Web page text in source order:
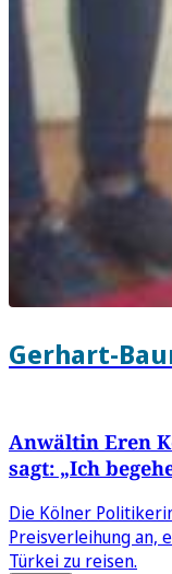
Gerhart-
Anwältin Eren
sagt: „Ich
Die Kölner
Preisverleihung an,
Türkei zu reisen.